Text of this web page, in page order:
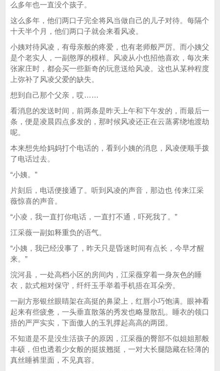
么多年也一直没个孩子。
这么多年，他们两口子完全将风当做自己的儿子对待。每隔个
十天半个月，他们两口子就会来看风凌。
小姨对待风凌，有母亲般的疼爱，也有老师般严厉。而小姨父
是个老实人，一副憨厚的模样。风凌从小也招他喜欢，每次来
张家庄时，都会买一些新奇的玩意送给风凌。这也从某种程度
上弥补了风凌父爱的缺失。
想到自己那个父亲，哎……
看消息的发送时间，前两条是昨天上午和下午发的，而最后一
条，便是凌晨四点多发的，那时候风凌还正在云蒸雾绕地渡劫
呢。
本来想先给妈妈打个电话的，看到小姨的消息，风凌便顺手拨
了电话过去。
“小姨。”
片刻后，电话便接通了。听到风凌的声音，那边也 传来江采
薇惊喜的声音。
“小凌，我一直打你电话，一直打不通，吓死我了。”
江采薇一副如释重负的语气。
“小姨，我已经没事了，昨天只是昏迷时间有点长，今早才醒
来。”
浣河县，一处高档小区的房间内，江采薇穿着一身灰色的睡
衣，款式相对保守，纤纤玉手举着手机捂在耳朵旁。
一副方形银丝眼睛架在高挺的鼻梁上，红唇小巧饱满。眼神看
起来有些疲惫，一头垂直散落的秀发也略显散乱。睡衣的领口
捂的严严实实，下面傲人的玉乳撑起高高的两团。
不知道是不是没生活孩子的原因，江采薇的臀部不似姐姐那般
丰硕，但也透着少女般的挺拔翘挺，一对大长腿隐藏在轻薄的
真丝睡裤里面，不见真容。